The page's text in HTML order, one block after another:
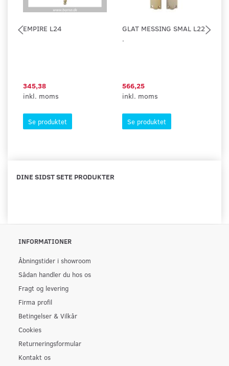
EMPIRE L24
345,38
inkl. moms
Se produktet
GLAT MESSING SMAL L22
.
566,25
inkl. moms
Se produktet
DINE SIDST SETE PRODUKTER
INFORMATIONER
Åbningstider i showroom
Sådan handler du hos os
Fragt og levering
Firma profil
Betingelser & Vilkår
Cookies
Returneringsformular
Kontakt os